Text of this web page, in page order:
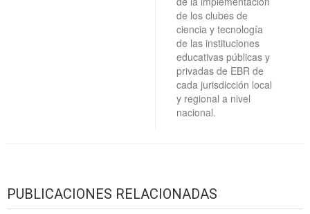
de los clubes de
ciencia y tecnología
de las instituciones
educativas públicas y
privadas de EBR de
cada jurisdicción local
y regional a nivel
nacional.
PUBLICACIONES RELACIONADAS